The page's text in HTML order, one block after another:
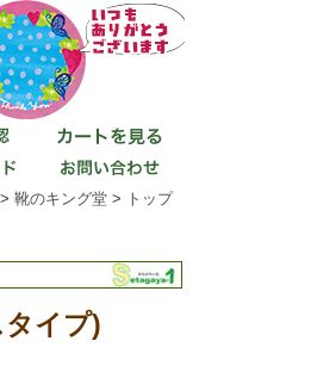
靴のキング堂> トップ
タイプ)